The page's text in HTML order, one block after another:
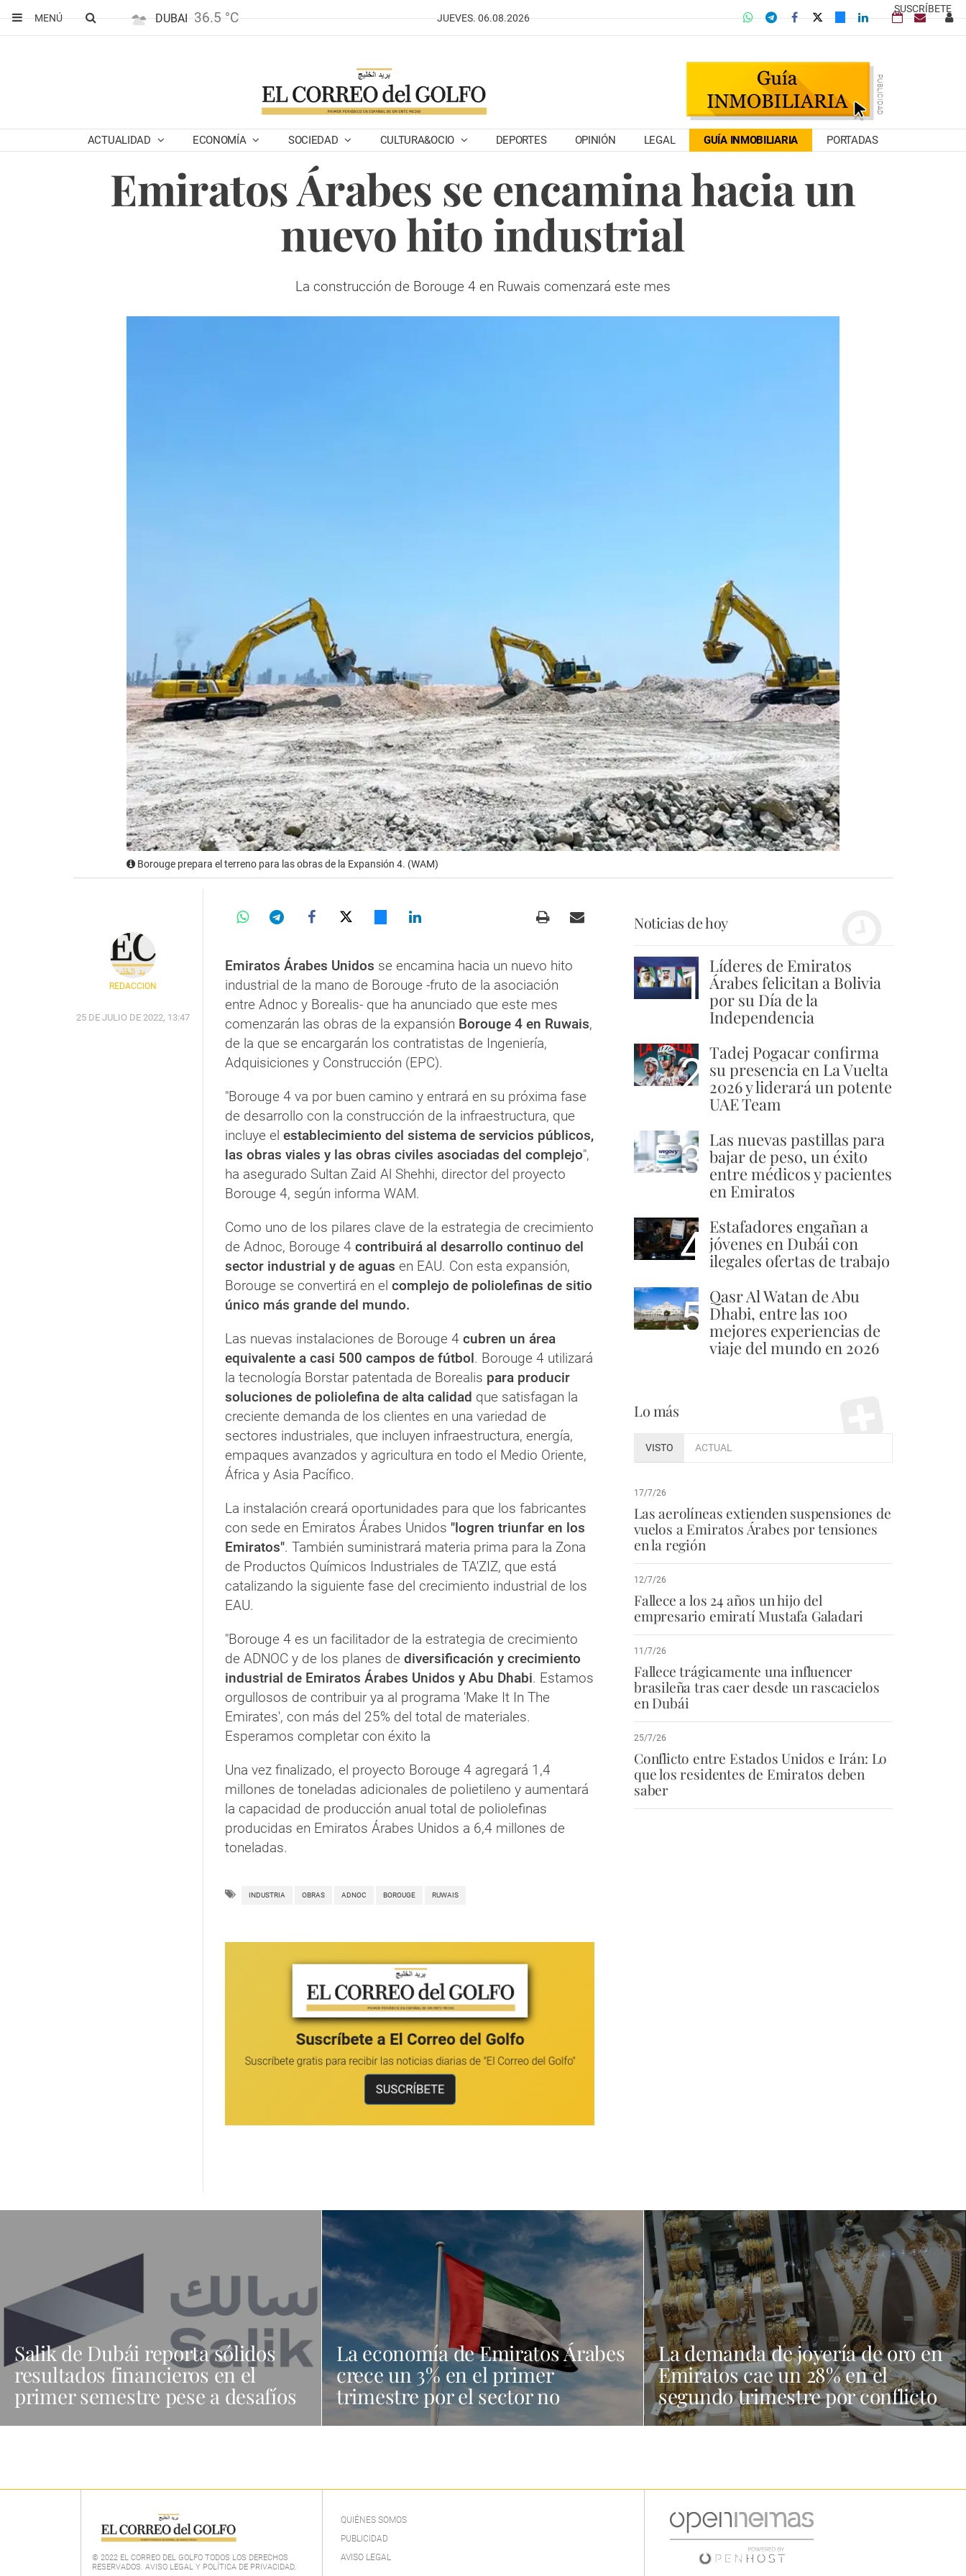
SUSCRÍBETE
MENÚ
DUBAI 36.5 °C JUEVES. 06.08.2026
ACTUALIDAD ECONOMÍA SOCIEDAD CULTURA&OCIO DEPORTES OPINIÓN LEGAL GUÍA INMOBILIARIA PORTADAS
Emiratos Árabes se encamina hacia un
nuevo hito industrial
La construcción de Borouge 4 en Ruwais comenzará este mes
Borouge prepara el terreno para las obras de la Expansión 4. (WAM)
REDACCIÓN
25 DE JULIO DE 2022, 13:47
Emiratos Árabes Unidos se encamina hacia un nuevo hito
industrial de la mano de Borouge -fruto de la asociación
entre Adnoc y Borealis- que ha anunciado que este mes
comenzarán las obras de la expansión Borouge 4 en Ruwais,
de la que se encargarán los contratistas de Ingeniería,
Adquisiciones y Construcción (EPC).
"Borouge 4 va por buen camino y entrará en su próxima fase
de desarrollo con la construcción de la infraestructura, que
incluye el establecimiento del sistema de servicios públicos,
las obras viales y las obras civiles asociadas del complejo",
ha asegurado Sultan Zaid Al Shehhi, director del proyecto
Borouge 4, según informa WAM.
Como uno de los pilares clave de la estrategia de crecimiento
de Adnoc, Borouge 4 contribuirá al desarrollo continuo del
sector industrial y de aguas en EAU. Con esta expansión,
Borouge se convertirá en el complejo de poliolefinas de sitio
único más grande del mundo.
Las nuevas instalaciones de Borouge 4 cubren un área
equivalente a casi 500 campos de fútbol. Borouge 4 utilizará
la tecnología Borstar patentada de Borealis para producir
soluciones de poliolefina de alta calidad que satisfagan la
creciente demanda de los clientes en una variedad de
sectores industriales, que incluyen infraestructura, energía,
empaques avanzados y agricultura en todo el Medio Oriente,
África y Asia Pacífico.
La instalación creará oportunidades para que los fabricantes
con sede en Emiratos Árabes Unidos "logren triunfar en los
Emiratos". También suministrará materia prima para la Zona
de Productos Químicos Industriales de TA'ZIZ, que está
catalizando la siguiente fase del crecimiento industrial de los
EAU.
"Borouge 4 es un facilitador de la estrategia de crecimiento
de ADNOC y de los planes de diversificación y crecimiento
industrial de Emiratos Árabes Unidos y Abu Dhabi. Estamos
orgullosos de contribuir ya al programa 'Make It In The
Emirates', con más del 25% del total de materiales.
Esperamos completar con éxito la
Una vez finalizado, el proyecto Borouge 4 agregará 1,4
millones de toneladas adicionales de polietileno y aumentará
la capacidad de producción anual total de poliolefinas
producidas en Emiratos Árabes Unidos a 6,4 millones de
toneladas.
INDUSTRIA OBRAS ADNOC BOROUGE RUWAIS
Noticias de hoy
1 Líderes de Emiratos
Árabes felicitan a Bolivia
por su Día de la
Independencia
2 Tadej Pogacar confirma
su presencia en La Vuelta
2026 y liderará un potente
UAE Team
3 Las nuevas pastillas para
bajar de peso, un éxito
entre médicos y pacientes
en Emiratos
4 Estafadores engañan a
jóvenes en Dubái con
ilegales ofertas de trabajo
5 Qasr Al Watan de Abu
Dhabi, entre las 100
mejores experiencias de
viaje del mundo en 2026
Lo más
VISTO ACTUAL
17/7/26
Las aerolíneas extienden suspensiones de
vuelos a Emiratos Árabes por tensiones
en la región
12/7/26
Fallece a los 24 años un hijo del
empresario emiratí Mustafa Galadari
11/7/26
Fallece trágicamente una influencer
brasileña tras caer desde un rascacielos
en Dubái
25/7/26
Conflicto entre Estados Unidos e Irán: Lo
que los residentes de Emiratos deben
saber
Salik de Dubái reporta sólidos
resultados financieros en el
primer semestre pese a desafíos
La economía de Emiratos Árabes
crece un 3% en el primer
trimestre por el sector no
petrolero
La demanda de joyería de oro en
Emiratos cae un 28% en el
segundo trimestre por conflicto
© 2022 EL CORREO DEL GOLFO TODOS LOS DERECHOS
RESERVADOS. AVISO LEGAL Y POLÍTICA DE PRIVACIDAD.
QUIÉNES SOMOS
PUBLICIDAD
AVISO LEGAL